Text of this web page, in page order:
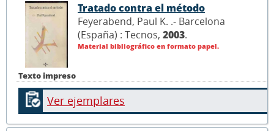
Texto impreso
Tratado contra el método
Feyerabend, Paul K. .- Barcelona
(España) : Tecnos, 2003.
Material bibliográfico en formato papel.
Ver ejemplares